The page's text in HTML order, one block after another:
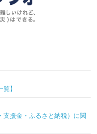
】
支援金・ふるさと納税）に関